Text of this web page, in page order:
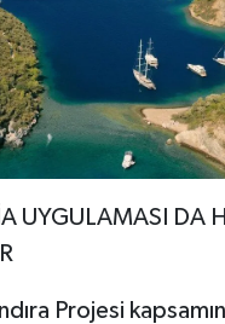
UYGULAMASI DA
Projesi